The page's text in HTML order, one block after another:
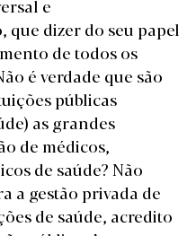
e
dizer do seu papel
de todos os
é verdade que são
públicas
as grandes
de médicos,
de saúde? Não
a gestão privada de
de saúde, acredito